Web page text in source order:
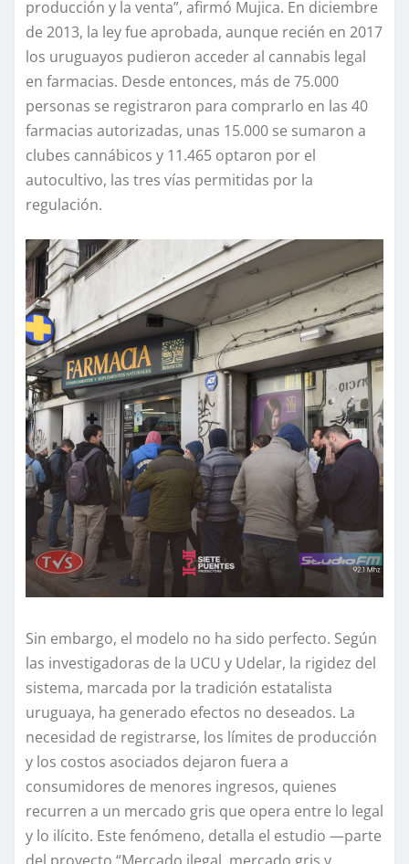
producción y la venta”, afirmó Mujica. En diciembre
de 2013, la ley fue aprobada, aunque recién en 2017
los uruguayos pudieron acceder al cannabis legal
en farmacias. Desde entonces, más de 75.000
personas se registraron para comprarlo en las 40
farmacias autorizadas, unas 15.000 se sumaron a
clubes cannábicos y 11.465 optaron por el
autocultivo, las tres vías permitidas por la
regulación.
Sin embargo, el modelo no ha sido perfecto. Según
las investigadoras de la UCU y Udelar, la rigidez del
sistema, marcada por la tradición estatalista
uruguaya, ha generado efectos no deseados. La
necesidad de registrarse, los límites de producción
y los costos asociados dejaron fuera a
consumidores de menores ingresos, quienes
recurren a un mercado gris que opera entre lo legal
y lo ilícito. Este fenómeno, detalla el estudio —parte